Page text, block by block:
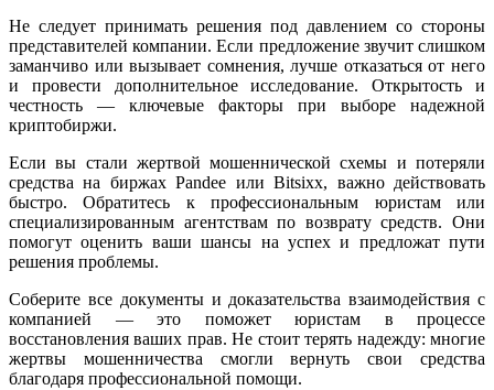
Не следует принимать решения под давлением со стороны
представителей компании. Если предложение звучит слишком
заманчиво или вызывает сомнения, лучше отказаться от него
и провести дополнительное исследование. Открытость и
честность — ключевые факторы при выборе надежной
криптобиржи.
Если вы стали жертвой мошеннической схемы и потеряли
средства на биржах Pandee или Bitsixx, важно действовать
быстро. Обратитесь к профессиональным юристам или
специализированным агентствам по возврату средств. Они
помогут оценить ваши шансы на успех и предложат пути
решения проблемы.
Соберите все документы и доказательства взаимодействия с
компанией — это поможет юристам в процессе
восстановления ваших прав. Не стоит терять надежду: многие
жертвы мошенничества смогли вернуть свои средства
благодаря профессиональной помощи.